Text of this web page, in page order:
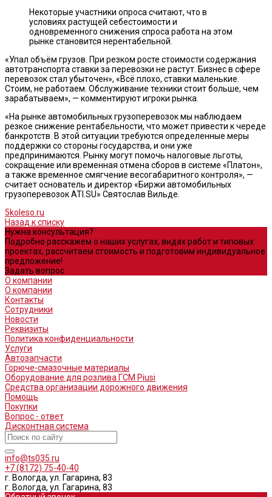
Некоторые участники опроса считают, что в
условиях растущей себестоимости и
одновременного снижения спроса работа на этом
рынке становится нерентабельной.
«Упал объём грузов. При резком росте стоимости содержания
автотранспорта ставки за перевозки не растут. Бизнес в сфере
перевозок стал убыточен», «Всё плохо, ставки маленькие.
Стоим, не работаем. Обслуживание техники стоит больше, чем
зарабатываем», — комментируют игроки рынка.
«На рынке автомобильных грузоперевозок мы наблюдаем
резкое снижение рентабельности, что может привести к череде
банкротств. В этой ситуации требуются определенные меры
поддержки со стороны государства, и они уже
предпринимаются. Рынку могут помочь налоговые льготы,
сокращение или временная отмена сборов в системе «Платон»,
а также временное смягчение весогабаритного контроля», —
считает основатель и директор «Биржи автомобильных
грузоперевозок ATI.SU» Святослав Вильде.
5koleso.ru
Назад к списку
Нужна консультация?
Подробно расскажем о наших услугах, видах работ и типовых
проектах, рассчитаем стоимость и подготовим индивидуальное
предложение!
Задать вопрос
О компании
О компании
Контакты
Сотрудники
Новости
Реквизиты
Политика конфиденциальности
Услуги
Автозапчасти
Горюче-смазочные материалы
Оборудование для розлива ГСМ Piusi
Средства организации дорожного движения
Помощь
Покупки
Вопрос - ответ
Дисконтная система
info@ts035.ru
+7 (8172) 75-40-40
г. Вологда, ул. Гагарина, 83
г. Вологда, ул. Гагарина, 83